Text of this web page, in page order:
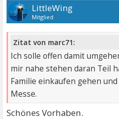
LittleWing
Mitglied
Zitat von marc71:
Ich solle offen damit
mir nahe stehen daran Teil
Familie einkaufen gehen
Messe.
Schönes Vorhaben.